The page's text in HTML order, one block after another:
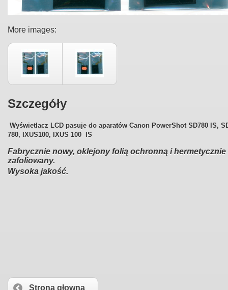
More images:
Szczegóły
Wyświetlacz LCD pasuje do aparatów Canon PowerShot SD780 IS,
780, IXUS100, IXUS 100 IS
Fabrycznie nowy, oklejony folią ochronną i hermetycznie
zafoliowany.
Wysoka jakość.
Strona głowna